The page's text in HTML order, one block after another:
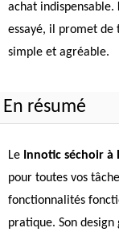
achat indispensable.
essayé, il promet de
simple et agréable.
En résumé
Le Innotic séchoir à
pour toutes vos
fonctionnalités
pratique. Son